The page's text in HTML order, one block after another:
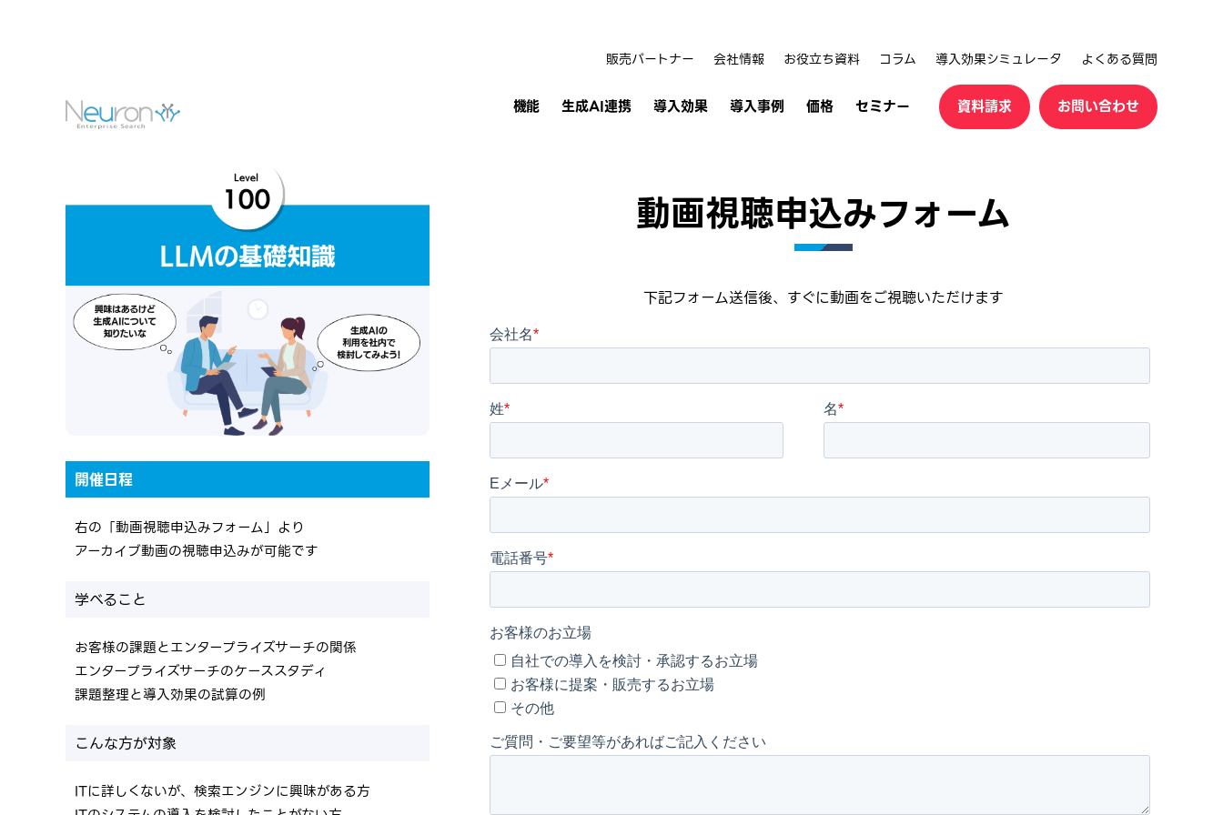
機能 生成AI連携 導入効果 導入事例 価格 セミナー
販売パートナー 会社情報 お役立ち資料 コラム 導入効果シミュレータ よくある質問
資料請求 お問い合わせ
開催日程
右の「動画視聴申込みフォーム」より
アーカイブ動画の視聴申込みが可能です
学べること
お客様の課題とエンタープライズサーチの関係
エンタープライズサーチのケーススタディ
課題整理と導入効果の試算の例
こんな方が対象
ITに詳しくないが、検索エンジンに興味がある方
動画視聴申込みフォーム
下記フォーム送信後、すぐに動画をご視聴いただけます